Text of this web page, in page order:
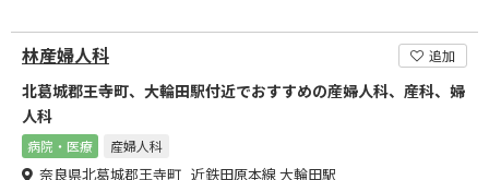
林産婦人科 追加
北葛城郡王寺町、大輪田駅付近でおすすめの産婦人科、産科、婦
人科
病院・医療 産婦人科
奈良県北葛城郡王寺町 近鉄田原本線 大輪田駅